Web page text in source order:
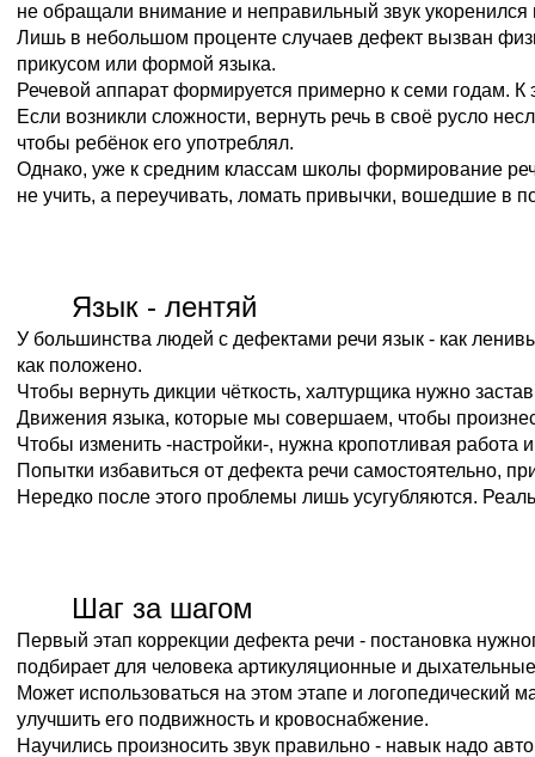
не обращали внимание и неправильный звук укоренился
Лишь в небольшом проценте случаев дефект вызван
прикусом или формой языка.
Речевой аппарат формируется примерно к семи годам.
Если возникли сложности, вернуть речь в своё русло
чтобы ребёнок его употреблял.
Однако, уже к средним классам школы формирование
не учить, а переучивать, ломать привычки, вошедшие в
Язык - лентяй
У большинства людей с дефектами речи язык - как
как положено.
Чтобы вернуть дикции чёткость, халтурщика нужно
Движения языка, которые мы совершаем, чтобы
Чтобы изменить -настройки-, нужна кропотливая
Попытки избавиться от дефекта речи самостоятельно,
Нередко после этого проблемы лишь усугубляются.
Шаг за шагом
Первый этап коррекции дефекта речи - постановка
подбирает для человека артикуляционные и
Может использоваться на этом этапе и логопедический
улучшить его подвижность и кровоснабжение.
Научились произносить звук правильно - навык надо